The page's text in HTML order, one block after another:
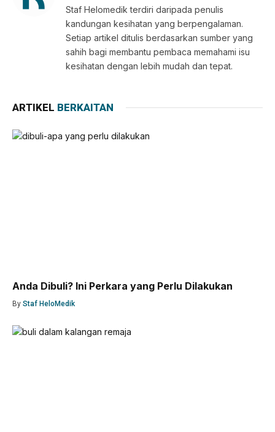
Staf Helomedik terdiri daripada penulis
kandungan kesihatan yang berpengalaman.
Setiap artikel ditulis berdasarkan sumber yang
sahih bagi membantu pembaca memahami isu
kesihatan dengan lebih mudah dan tepat.
ARTIKEL BERKAITAN
Anda Dibuli? Ini Perkara yang Perlu Dilakukan
By Staf HeloMedik